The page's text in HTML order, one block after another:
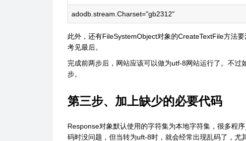
adodb.stream.Charset="gb2312"
此外，还有FileSystemObject对象的CreateTextFile方法
考见最后。
完成前两步后，网站应该可以做为utf-8网站运行了。不
步。
第三步、加上缺少的必要代码
Response对象默认使用的字符集为本地字符集，很多程
码时没问题，但当转为uft-8时，就会经常出现乱码了，尤